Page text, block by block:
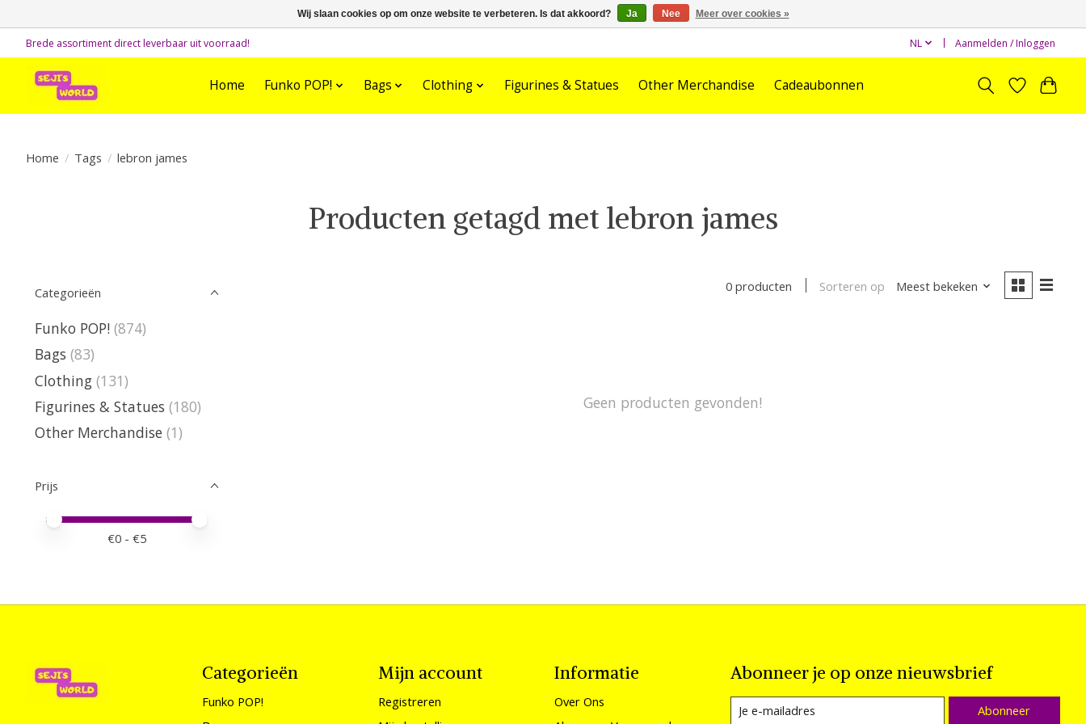
Brede assortiment direct leverbaar uit voorraad! NL Aanmelden / Inloggen
Home Funko POP! Bags Clothing Figurines & Statues Other Merchandise Cadeaubonnen
Home / Tags / lebron james
Producten getagd met lebron james
Categorieën
Funko POP! (874)
Bags (83)
Clothing (131)
Figurines & Statues (180)
Other Merchandise (1)
Prijs
Minimale prijswaarde
Price maximum value
€0 - €5
0 producten Sorteren op Meest bekeken
Geen producten gevonden!
Categorieën
Funko POP!
Mijn account
Registreren
Informatie
Over Ons
Abonneer je op onze nieuwsbrief
Abonneer
Wij slaan cookies op om onze website te verbeteren. Is dat akkoord? Ja Nee Meer over cookies »